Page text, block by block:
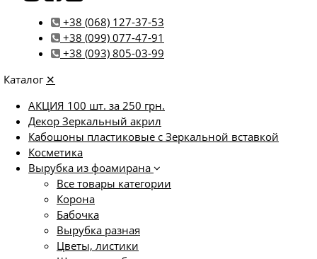
+38 (068) 127-37-53
+38 (099) 077-47-91
+38 (093) 805-03-99
Каталог ✕
АКЦИЯ 100 шт. за 250 грн.
Декор Зеркальный акрил
Кабошоны пластиковые с Зеркальной вставкой
Косметика
Вырубка из фоамирана
Все товары категории
Корона
Бабочка
Вырубка разная
Цветы, листики